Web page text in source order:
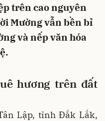
trên cao nguyên
Mường vẫn bền bỉ
và nếp văn hóa
hương trên đất
Lập, tỉnh Đắk Lắk,
Hủy Gửi